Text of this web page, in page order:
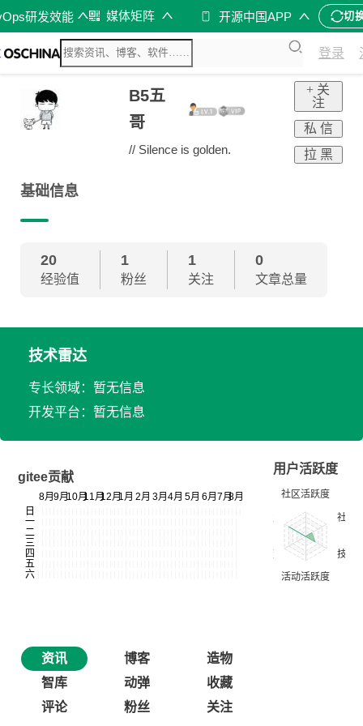
研发效能 媒体矩阵 开源中国APP 切
登录
B5五
哥
// Silence is golden.
+ 关
注
私 信
拉 黑
基础信息
20
经验值
1
粉丝
1
关注
0
文章总量
技术雷达
专长领域：暂无信息
开发平台：暂无信息
gitee贡献
用户活跃度
资讯 博客
造物
智库
动弹
收藏
评论
粉丝 关注